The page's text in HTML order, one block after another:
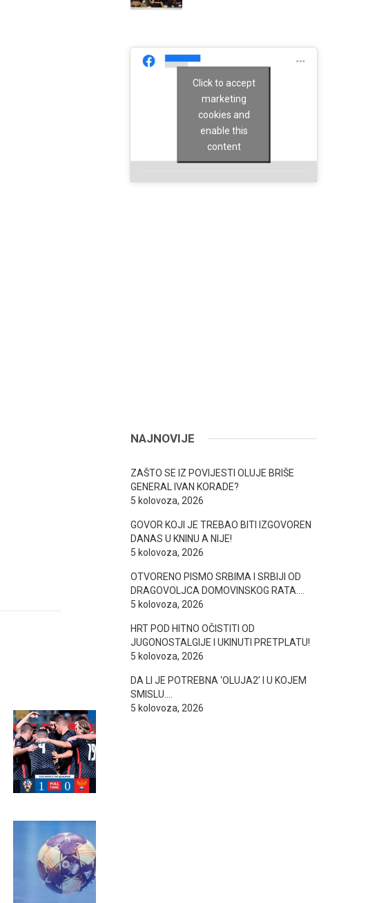
Click to accept
marketing
cookies and
enable this
content
NAJNOVIJE
ZAŠTO SE IZ POVIJESTI OLUJE BRIŠE
GENERAL IVAN KORADE?
5 kolovoza, 2026
GOVOR KOJI JE TREBAO BITI IZGOVOREN
DANAS U KNINU A NIJE!
5 kolovoza, 2026
OTVORENO PISMO SRBIMA I SRBIJI OD
DRAGOVOLJCA DOMOVINSKOG RATA….
5 kolovoza, 2026
HRT POD HITNO OČISTITI OD
JUGONOSTALGIJE I UKINUTI PRETPLATU!
5 kolovoza, 2026
DA LI JE POTREBNA ‘OLUJA2’ I U KOJEM
SMISLU….
5 kolovoza, 2026